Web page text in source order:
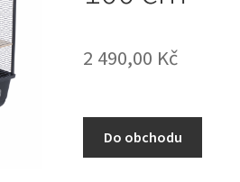
2 490,00 Kč
Do obchodu